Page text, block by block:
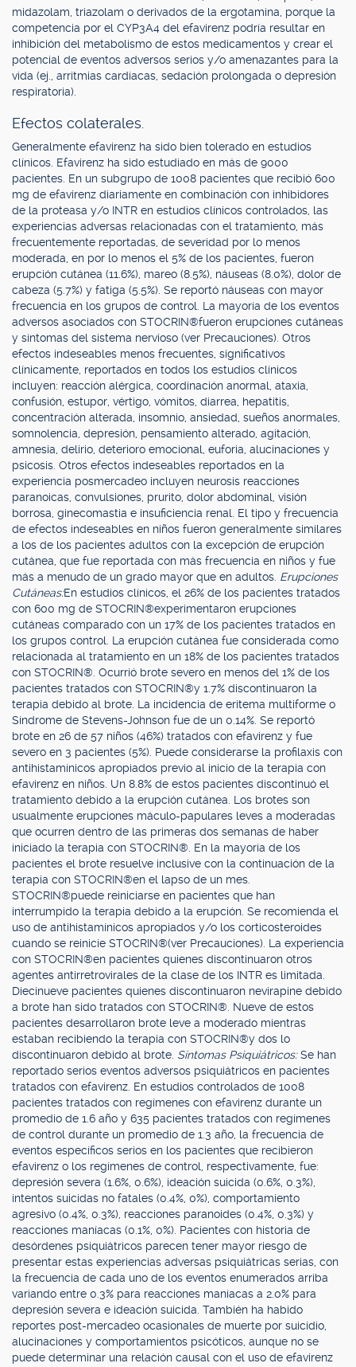
midazolam, triazolam o derivados de la ergotamina, porque la
competencia por el CYP3A4 del efavirenz podría resultar en
inhibición del metabolismo de estos medicamentos y crear el
potencial de eventos adversos serios y/o amenazantes para la
vida (ej., arritmias cardíacas, sedación prolongada o depresión
respiratoria).
Efectos colaterales.
Generalmente efavirenz ha sido bien tolerado en estudios
clínicos. Efavirenz ha sido estudiado en más de 9000
pacientes. En un subgrupo de 1008 pacientes que recibió 600
mg de efavirenz diariamente en combinación con inhibidores
de la proteasa y/o INTR en estudios clínicos controlados, las
experiencias adversas relacionadas con el tratamiento, más
frecuentemente reportadas, de severidad por lo menos
moderada, en por lo menos el 5% de los pacientes, fueron
erupción cutánea (11.6%), mareo (8.5%), náuseas (8.0%), dolor de
cabeza (5.7%) y fatiga (5.5%). Se reportó náuseas con mayor
frecuencia en los grupos de control. La mayoría de los eventos
adversos asociados con STOCRIN®fueron erupciones cutáneas
y síntomas del sistema nervioso (ver Precauciones). Otros
efectos indeseables menos frecuentes, significativos
clínicamente, reportados en todos los estudios clínicos
incluyen: reacción alérgica, coordinación anormal, ataxia,
confusión, estupor, vértigo, vómitos, diarrea, hepatitis,
concentración alterada, insomnio, ansiedad, sueños anormales,
somnolencia, depresión, pensamiento alterado, agitación,
amnesia, delirio, deterioro emocional, euforia, alucinaciones y
psicosis. Otros efectos indeseables reportados en la
experiencia posmercadeo incluyen neurosis reacciones
paranoicas, convulsiones, prurito, dolor abdominal, visión
borrosa, ginecomastia e insuficiencia renal. El tipo y frecuencia
de efectos indeseables en niños fueron generalmente similares
a los de los pacientes adultos con la excepción de erupción
cutánea, que fue reportada con más frecuencia en niños y fue
más a menudo de un grado mayor que en adultos. Erupciones
Cutáneas:En estudios clínicos, el 26% de los pacientes tratados
con 600 mg de STOCRIN®experimentaron erupciones
cutáneas comparado con un 17% de los pacientes tratados en
los grupos control. La erupción cutánea fue considerada como
relacionada al tratamiento en un 18% de los pacientes tratados
con STOCRIN®. Ocurrió brote severo en menos del 1% de los
pacientes tratados con STOCRIN®y 1.7% discontinuaron la
terapia debido al brote. La incidencia de eritema multiforme o
Síndrome de Stevens-Johnson fue de un 0.14%. Se reportó
brote en 26 de 57 niños (46%) tratados con efavirenz y fue
severo en 3 pacientes (5%). Puede considerarse la profilaxis con
antihistamínicos apropiados previo al inicio de la terapia con
efavirenz en niños. Un 8.8% de estos pacientes discontinuó el
tratamiento debido a la erupción cutánea. Los brotes son
usualmente erupciones máculo-papulares leves a moderadas
que ocurren dentro de las primeras dos semanas de haber
iniciado la terapia con STOCRIN®. En la mayoría de los
pacientes el brote resuelve inclusive con la continuación de la
terapia con STOCRIN®en el lapso de un mes.
STOCRIN®puede reiniciarse en pacientes que han
interrumpido la terapia debido a la erupción. Se recomienda el
uso de antihistamínicos apropiados y/o los corticosteroides
cuando se reinicie STOCRIN®(ver Precauciones). La experiencia
con STOCRIN®en pacientes quienes discontinuaron otros
agentes antirretrovirales de la clase de los INTR es limitada.
Diecinueve pacientes quienes discontinuaron nevirapine debido
a brote han sido tratados con STOCRIN®. Nueve de estos
pacientes desarrollaron brote leve a moderado mientras
estaban recibiendo la terapia con STOCRIN®y dos lo
discontinuaron debido al brote. Síntomas Psiquiátricos:Se han
reportado serios eventos adversos psiquiátricos en pacientes
tratados con efavirenz. En estudios controlados de 1008
pacientes tratados con regímenes con efavirenz durante un
promedio de 1.6 año y 635 pacientes tratados con regímenes
de control durante un promedio de 1.3 año, la frecuencia de
eventos específicos serios en los pacientes que recibieron
efavirenz o los regímenes de control, respectivamente, fue:
depresión severa (1.6%, 0.6%), ideación suicida (0.6%, 0.3%),
intentos suicidas no fatales (0.4%, 0%), comportamiento
agresivo (0.4%, 0.3%), reacciones paranoides (0.4%, 0.3%) y
reacciones maníacas (0.1%, 0%). Pacientes con historia de
desórdenes psiquiátricos parecen tener mayor riesgo de
presentar estas experiencias adversas psiquiátricas serias, con
la frecuencia de cada uno de los eventos enumerados arriba
variando entre 0.3% para reacciones maníacas a 2.0% para
depresión severa e ideación suicida. También ha habido
reportes post-mercadeo ocasionales de muerte por suicidio,
alucinaciones y comportamientos psicóticos, aunque no se
puede determinar una relación causal con el uso de efavirenz